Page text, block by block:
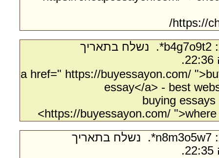
https://
- מאת:‏ b4g7o9t2*. ‏ נשלח בתאריך
<a href=" https://buyessayon.com/
essay</a> - best
buying
https://buyessayon.com/ ">where
- מאת:‏ n8m3o5w7*. ‏ נשלח בתאריך